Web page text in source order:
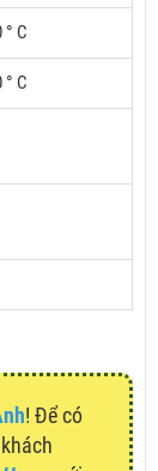
° C
° C
! Để có